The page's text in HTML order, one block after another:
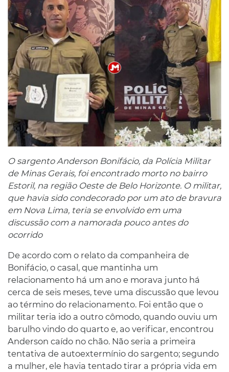
O sargento Anderson Bonifácio, da Polícia Militar
de Minas Gerais, foi encontrado morto no bairro
Estoril, na região Oeste de Belo Horizonte. O militar,
que havia sido condecorado por um ato de bravura
em Nova Lima, teria se envolvido em uma
discussão com a namorada pouco antes do
ocorrido
De acordo com o relato da companheira de
Bonifácio, o casal, que mantinha um
relacionamento há um ano e morava junto há
cerca de seis meses, teve uma discussão que levou
ao término do relacionamento. Foi então que o
militar teria ido a outro cômodo, quando ouviu um
barulho vindo do quarto e, ao verificar, encontrou
Anderson caído no chão. Não seria a primeira
tentativa de autoextermínio do sargento; segundo
a mulher, ele havia tentado tirar a própria vida em